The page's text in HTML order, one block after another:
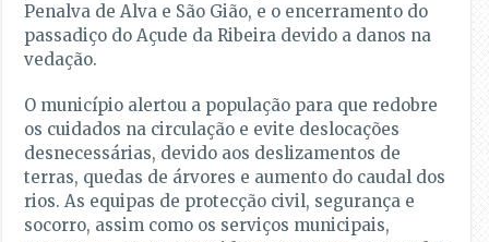
Penalva de Alva e São Gião, e o encerramento do
passadiço do Açude da Ribeira devido a danos na
vedação.
O município alertou a população para que redobre
os cuidados na circulação e evite deslocações
desnecessárias, devido aos deslizamentos de
terras, quedas de árvores e aumento do caudal dos
rios. As equipas de protecção civil, segurança e
socorro, assim como os serviços municipais,